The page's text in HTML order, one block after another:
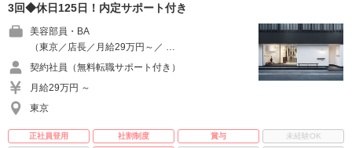
3回◆休日125日！内定サポート付き
美容部員・BA
（東京／店長／月給29万円～／ …
契約社員（無料転職サポート付き）
月給29万円 ～
東京
正社員登用 社割制度 賞与
未経験OK